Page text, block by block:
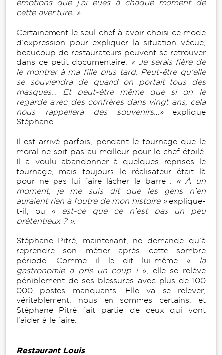
émotions que j’ai eues à chaque moment de
cette aventure. »
Certainement le seul chef à avoir choisi ce mode
d’expression pour expliquer la situation vécue,
beaucoup de restaurateurs peuvent se retrouver
dans ce petit documentaire.
« Je serais fière de
le montrer à ma fille plus tard. Peut-être qu’elle
se souviendra de quand on portait tous des
masques… Et peut-être même que si on le
regarde avec des confrères dans vingt ans, cela
nous rappellera des souvenirs…»explique
Stéphane.
Il est arrivé parfois, pendant le tournage que le
moral ne soit pas au meilleur pour le chef étoilé.
Il a voulu abandonner à quelques reprises le
tournage, mais toujours le réalisateur était là
pour ne pas lui faire lâcher la barre :
« À un
moment, je me suis dit que les gens n’en
auraient rien à foutre de mon histoire »explique-
t-il, ou « est-ce que ce n’est pas un peu
prétentieux ? ».
Stéphane Pitré, maintenant, ne demande qu’à
reprendre son métier après cette sombre
période. Comme il le dit lui-même «
la
gastronomie a pris un coup !», elle se relève
péniblement de ses blessures avec plus de 100
000 postes manquants. Elle va se relever,
véritablement, nous en sommes certains, et
Stéphane Pitré fait partie de ceux qui vont
l’aider à le faire.
Restaurant Louis